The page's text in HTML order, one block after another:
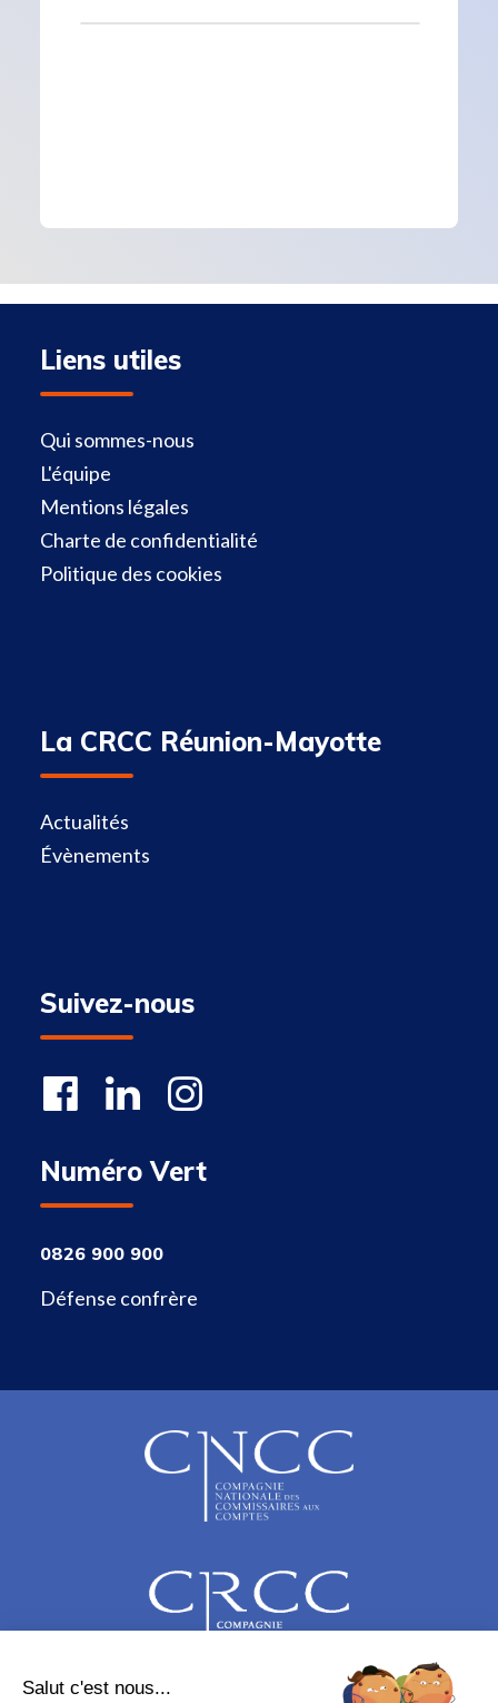
Liens utiles
Qui sommes-nous
L'équipe
Mentions légales
Charte de confidentialité
Politique des cookies
La CRCC Réunion-Mayotte
Actualités
Évènements
Suivez-nous
Numéro Vert
0826 900 900
Défense confrère
Salut c'est nous...